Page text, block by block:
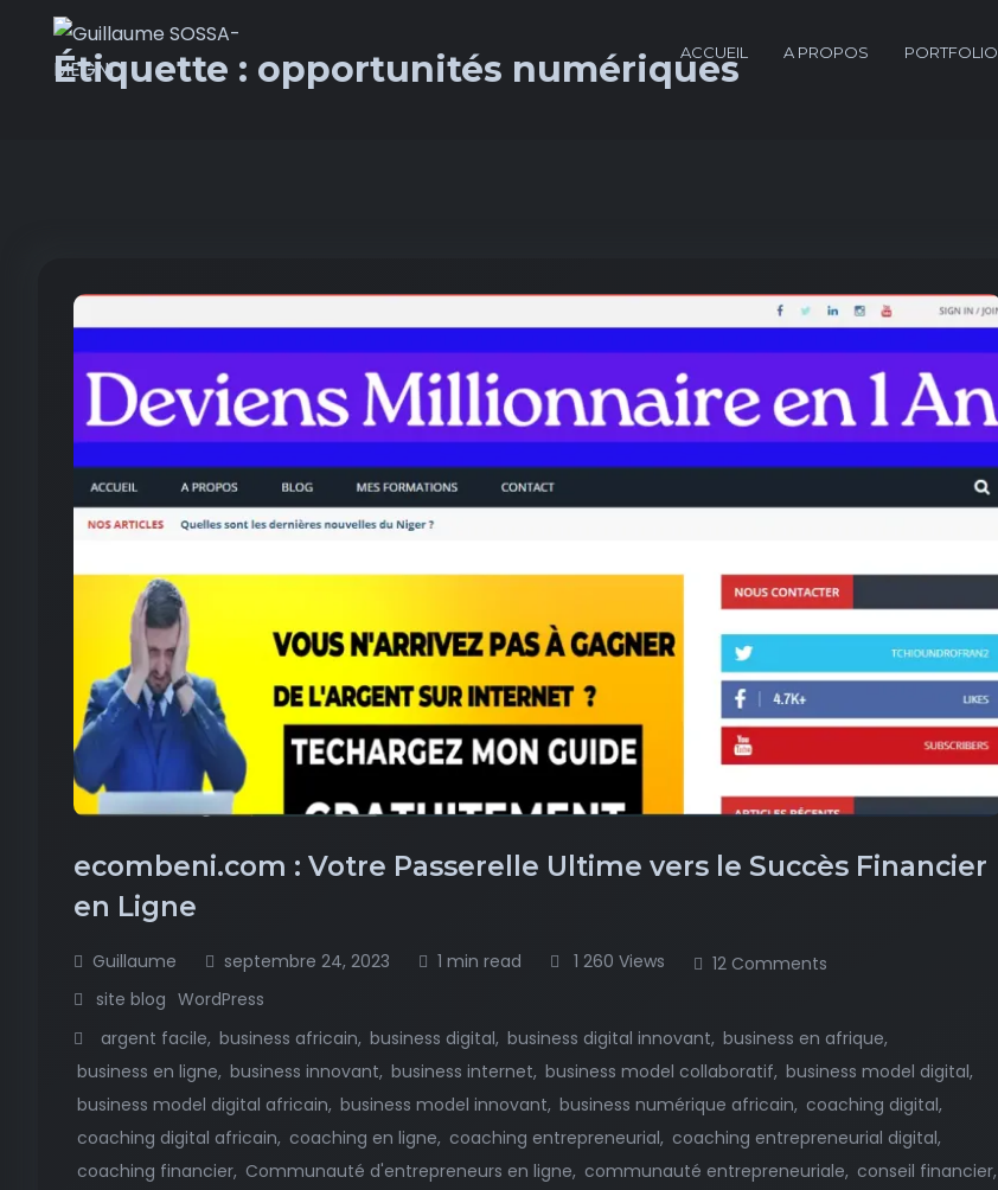
ACCUEIL A PROPOS PORTFOLIO
Étiquette : opportunités numériques
ecombeni.com : Votre Passerelle Ultime vers le Succès Financier
en Ligne
Guillaume septembre 24, 2023 1 min read 1 260 Views
12 Comments
site blog WordPress
argent facile business africain business digital business digital innovant business en afrique
business en ligne business innovant business internet business model collaboratif business model digital
business model digital africain business model innovant business numérique africain coaching digital
coaching digital africain coaching en ligne coaching entrepreneurial coaching entrepreneurial digital
coaching financier Communauté d'entrepreneurs en ligne communauté entrepreneuriale conseil financier